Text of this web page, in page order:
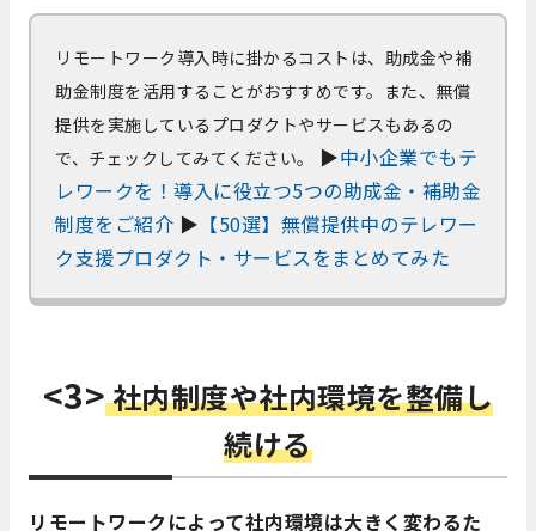
リモートワーク導入時に掛かるコストは、助成金や補
助金制度を活用することがおすすめです。また、無償
提供を実施しているプロダクトやサービスもあるの
で、チェックしてみてください。
▶中小企業でもテ
レワークを！導入に役立つ5つの助成金・補助金
制度をご紹介 ▶ 【50選】無償提供中のテレワー
ク支援プロダクト・サービスをまとめてみた
<3>社内制度や社内環境を整備し
続ける
リモートワークによって社内環境は大きく変わるた